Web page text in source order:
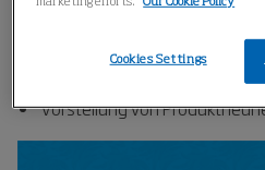
WeChat-Tombola
Ersatzteil-Aktion
Vorstellung von
Cookies Settings